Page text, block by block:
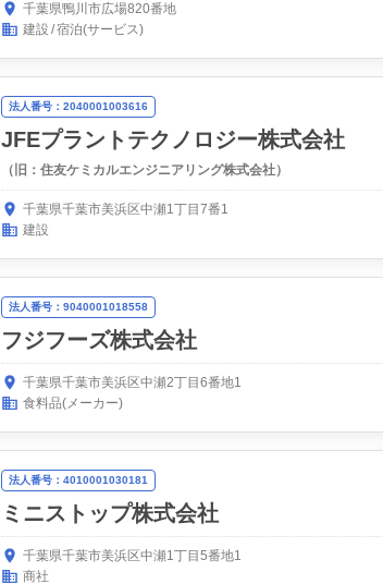
千葉県鴨川市広場820番地
建設 宿泊(サービス)
法人番号：2040001003616
JFEプラントテクノロジー株式会社
（旧：住友ケミカルエンジニアリング株式会社）
千葉県千葉市美浜区中瀬1丁目7番1
建設
法人番号：9040001018558
フジフーズ株式会社
千葉県千葉市美浜区中瀬2丁目6番地1
食料品(メーカー)
法人番号：4010001030181
ミニストップ株式会社
千葉県千葉市美浜区中瀬1丁目5番地1
商社